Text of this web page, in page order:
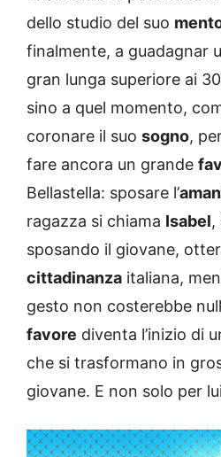
dello studio del suo
finalmente, a guadagnar
gran lunga superiore ai
sino a quel momento,
coronare il suo sogno,
fare ancora un grande
Bellastella: sposare l’
ragazza si chiama Isabel,
sposando il giovane,
cittadinanza italiana,
gesto non costerebbe
favore diventa l’inizio di
che si trasformano in
giovane. E non solo per